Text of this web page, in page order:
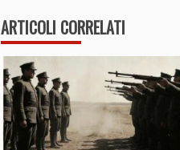
ARTICOLI CORRELATI